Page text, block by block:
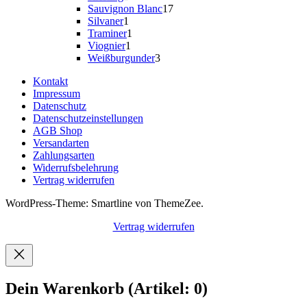
Produkt
Sauvignon Blanc1717
Silvaner1
Produkt
Traminer1
Viognier1
Produkt
Weißburgunder33
Kontakt
Impressum
Datenschutz
Datenschutzeinstellungen
AGB Shop
Versandarten
Zahlungsarten
Widerrufsbelehrung
Vertrag widerrufen
WordPress-Theme: Smartline von ThemeZee.
Vertrag widerrufen
Dein Warenkorb (Artikel: 0)